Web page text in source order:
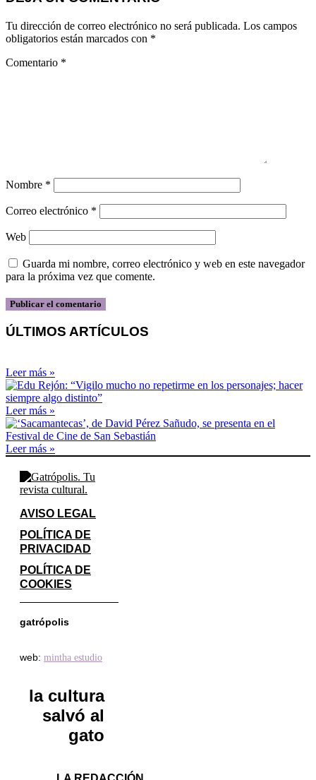
Tu dirección de correo electrónico no será publicada. Los campos
obligatorios están marcados con *
Comentario *
Nombre *
Correo electrónico *
Web
Guarda mi nombre, correo electrónico y web en este navegador
para la próxima vez que comente.
ÚLTIMOS ARTÍCULOS
Leer más »
Leer más »
Leer más »
AVISO LEGAL
POLÍTICA DE
PRIVACIDAD
POLÍTICA DE
COOKIES
gatrópolis
web: mintha estudio
la cultura
salvó al
gato